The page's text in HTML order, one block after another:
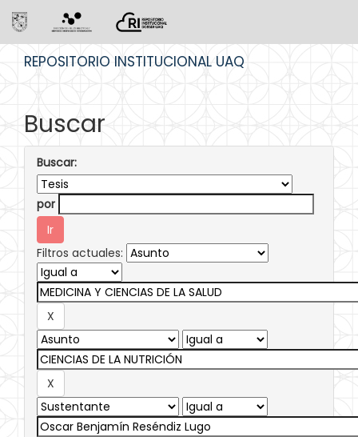
REPOSITORIO INSTITUCIONAL UAQ
Buscar
Buscar:
por
Filtros actuales: